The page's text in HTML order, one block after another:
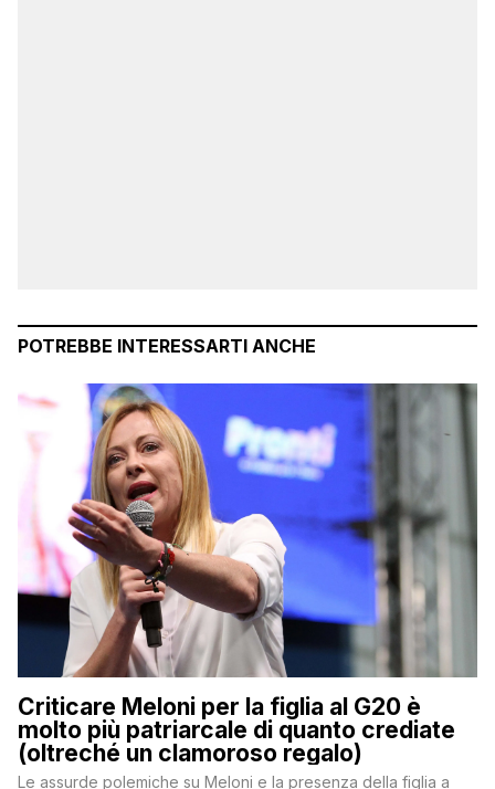
POTREBBE INTERESSARTI ANCHE
Criticare Meloni per la figlia al G20 è
molto più patriarcale di quanto crediate
(oltreché un clamoroso regalo)
Le assurde polemiche su Meloni e la presenza della figlia a